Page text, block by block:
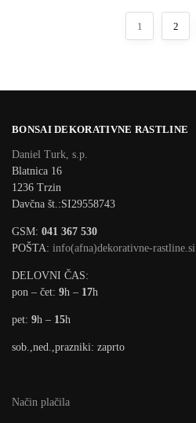
1 2
BONSAI DEKORATIVNE RASTLINE
Daniel Turk, s.p.
Blatnica 16
1236 Trzin
Davčna št.:SI29558743
GSM: 041 367 530
POŠTA: info(afna)dekorativne-rastline.si
DELOVNI ČAS:
pon – čet: 9h – 17h
pet: 9h – 15h
sob.,ned.,prazniki: zaprto
Način plačila